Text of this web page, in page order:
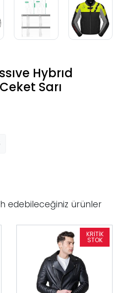
Hybrıd
Sarı
edebileceğiniz ürünler